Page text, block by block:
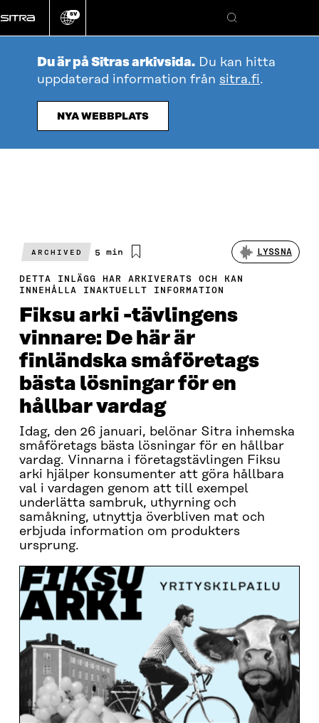
direkt
till
Ändra
språk
SV
Sök
Du är på Sitras arkivsida. Du kan hitta
uppdaterad information från sitra.fi.
NYA WEBBPLATS
ARCHIVED
Beräknad
5 min LYSSNA
DETTA INLÄGG HAR ARKIVERATS OCH KAN
INNEHÅLLA INAKTUELLT INFORMATION
Fiksu arki -tävlingens
vinnare: De här är
finländska småföretags
bästa lösningar för en
hållbar vardag
Idag, den 26 januari, belönar Sitra inhemska
småföretags bästa lösningar för en hållbar
vardag. Vinnarna i företagstävlingen Fiksu
arki hjälper konsumenter att göra hållbara
val i vardagen genom att till exempel
underlätta sambruk, uthyrning och
samåkning, utnyttja överbliven mat och
erbjuda information om produkters
ursprung.